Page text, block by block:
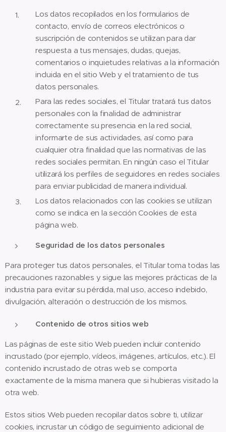
Los datos recopilados en los formularios de
contacto, envío de correos electrónicos o
suscripción de contenidos se utilizan para dar
respuesta a tus mensajes, dudas, quejas,
comentarios o inquietudes relativas a la información
incluida en el sitio Web y el tratamiento de tus
datos personales.
Para las redes sociales, el Titular tratará tus datos
personales con la finalidad de administrar
correctamente su presencia en la red social,
informarte de sus actividades, así como para
cualquier otra finalidad que las normativas de las
redes sociales permitan. En ningún caso el Titular
utilizará los perfiles de seguidores en redes sociales
para enviar publicidad de manera individual.
​Los datos relacionados con las cookies se utilizan
como se indica en la sección Cookies de esta
página web.
Seguridad de los datos personales
Para proteger tus datos personales, el Titular toma todas las
precauciones razonables y sigue las mejores prácticas de la
industria para evitar su pérdida, mal uso, acceso indebido,
divulgación, alteración o destrucción de los mismos.
Contenido de otros sitios web
Las páginas de este sitio Web pueden incluir contenido
incrustado (por ejemplo, vídeos, imágenes, artículos, etc.). El
contenido incrustado de otras web se comporta
exactamente de la misma manera que si hubieras visitado la
otra web.
Estos sitios Web pueden recopilar datos sobre ti, utilizar
cookies, incrustar un código de seguimiento adicional de